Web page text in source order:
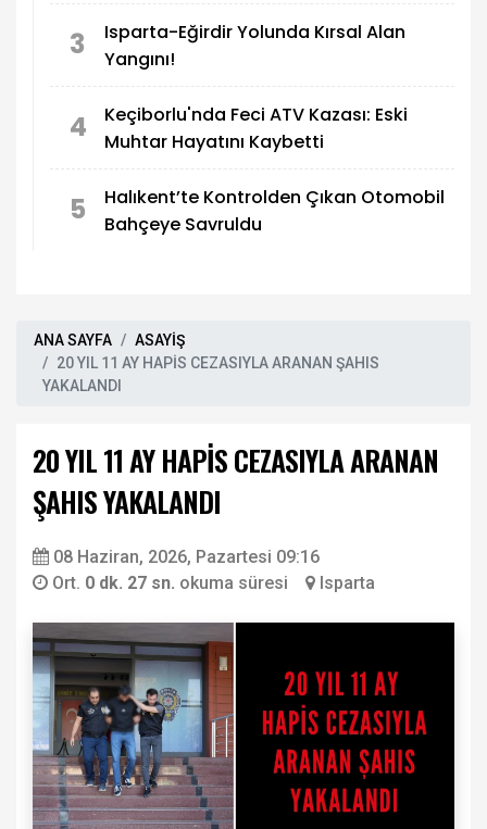
3
Isparta-Eğirdir Yolunda Kırsal Alan
Yangını!
4
Keçiborlu'nda Feci ATV Kazası: Eski
Muhtar Hayatını Kaybetti
5
Halıkent’te Kontrolden Çıkan Otomobil
Bahçeye Savruldu
ANA SAYFA
ASAYİŞ
20 YIL 11 AY HAPİS CEZASIYLA ARANAN ŞAHIS
YAKALANDI
20 YIL 11 AY HAPİS CEZASIYLA ARANAN
ŞAHIS YAKALANDI
08 Haziran, 2026, Pazartesi 09:16
Ort. 0 dk. 27 sn. okuma süresi Isparta